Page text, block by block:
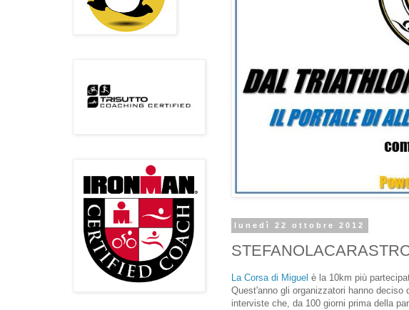
lunedì 22 ottobre 2012
La Corsa di Miguel è la 10km più
Quest'anno gli organizzatori hanno deciso
interviste che, da 100 giorni prima della